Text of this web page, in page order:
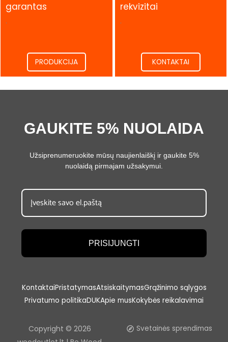
garantas
.
PRODUKCIJA
rekvizitai
.
KONTAKTAI
GAUKITE 5% NUOLAIDA
Užsiprenumeruokite mūsų naujienlaiškį ir gaukite 5%
nuolaidą pirmajam užsakymui.
PRISIJUNGTI
KontaktaiPristatymasAtsiskaitymasGrąžinimo sąlygos
Privatumo politikaDUKApie musKokybės reikalavimai
Copyright © 2026
Svetainės sprendimas